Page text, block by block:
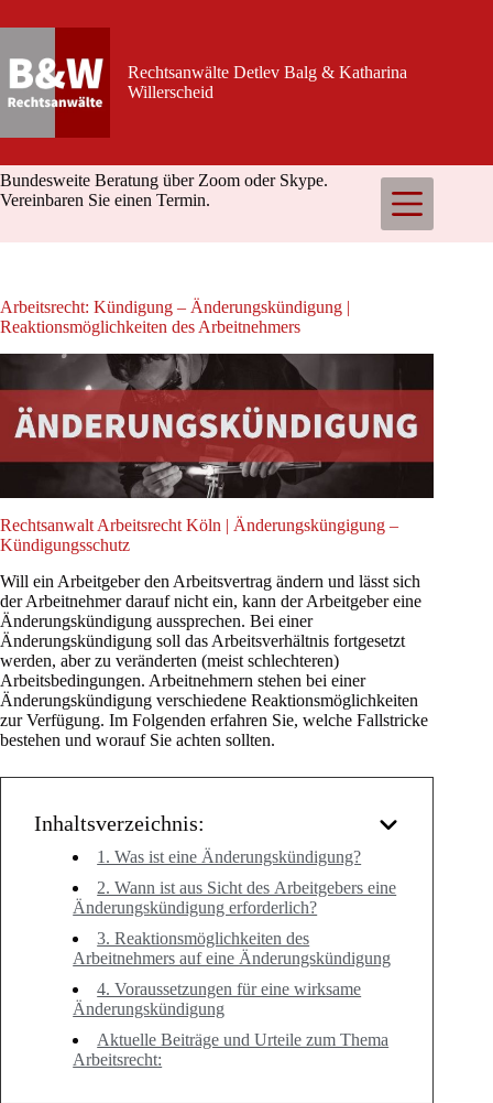
Inhalt
Rechtsanwälte Detlev Balg & Katharina
Willerscheid
Bundesweite Beratung über Zoom oder Skype.
Vereinbaren Sie einen Termin.
Arbeitsrecht: Kündigung – Änderungskündigung |
Reaktionsmöglichkeiten des Arbeitnehmers
Rechtsanwalt Arbeitsrecht Köln | Änderungsküngigung –
Kündigungsschutz
Will ein Arbeitgeber den Arbeitsvertrag ändern und lässt sich
der Arbeitnehmer darauf nicht ein, kann der Arbeitgeber eine
Änderungskündigung aussprechen. Bei einer
Änderungskündigung soll das Arbeitsverhältnis fortgesetzt
werden, aber zu veränderten (meist schlechteren)
Arbeitsbedingungen. Arbeitnehmern stehen bei einer
Änderungskündigung verschiedene Reaktionsmöglichkeiten
zur Verfügung. Im Folgenden erfahren Sie, welche Fallstricke
bestehen und worauf Sie achten sollten.
Inhaltsverzeichnis:
1. Was ist eine Änderungskündigung?
2. Wann ist aus Sicht des Arbeitgebers eine
Änderungskündigung erforderlich?
3. Reaktionsmöglichkeiten des
Arbeitnehmers auf eine Änderungskündigung
4. Voraussetzungen für eine wirksame
Änderungskündigung
Aktuelle Beiträge und Urteile zum Thema
Arbeitsrecht: